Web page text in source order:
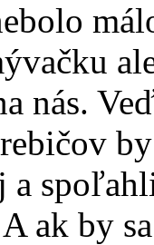
nás.
a
ak by